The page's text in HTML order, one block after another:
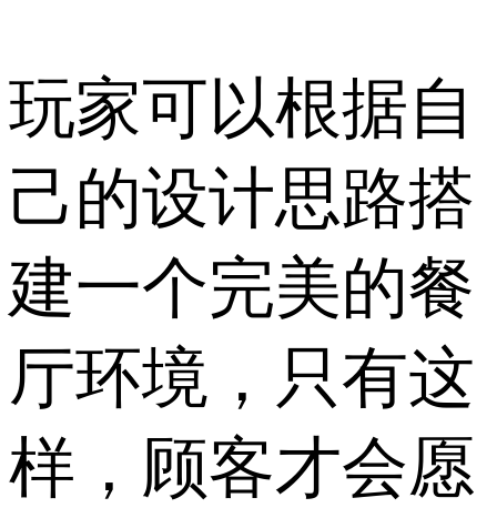
玩家可以根据自
己的设计思路搭
建一个完美的餐
厅环境，只有这
样，顾客才会愿